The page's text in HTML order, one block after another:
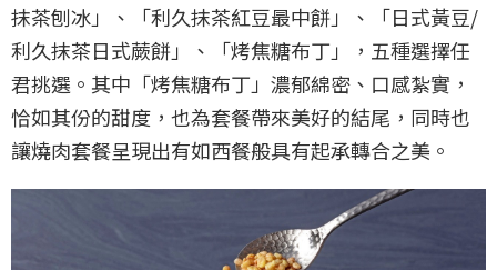
抹茶刨冰」、「利久抹茶紅豆最中餅」、「日式黃豆/
利久抹茶日式蕨餅」、「烤焦糖布丁」，五種選擇任
君挑選。其中「烤焦糖布丁」濃郁綿密、口感紮實，
恰如其份的甜度，也為套餐帶來美好的結尾，同時也
讓燒肉套餐呈現出有如西餐般具有起承轉合之美。